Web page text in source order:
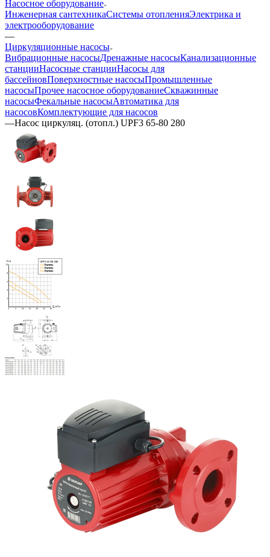
Насосное оборудование
Инженерная сантехникаСистемы отопленияЭлектрика и
электрооборудование
—
Циркуляционные насосы
Вибрационные насосыДренажные насосыКанализационные
станцииНасосные станцииНасосы для
бассейновПоверхностные насосыПромышленные
насосыПрочее насосное оборудованиеСкважинные
насосыФекальные насосыАвтоматика для
насосовКомплектующие для насосов
—Насос циркуляц. (отопл.) UPF3 65-80 280